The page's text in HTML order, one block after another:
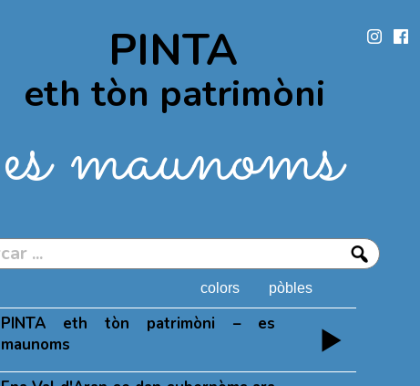
PINTA
eth tòn patrimòni
es maunoms
pòbles
colors
PINTA eth tòn patrimòni – es
maunoms